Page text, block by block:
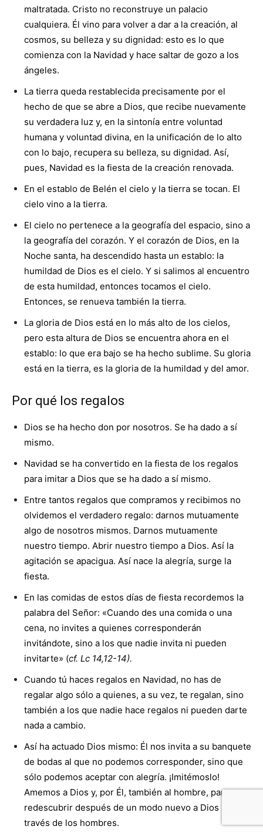
maltratada. Cristo no reconstruye un palacio
cualquiera. Él vino para volver a dar a la creación, al
cosmos, su belleza y su dignidad: esto es lo que
comienza con la Navidad y hace saltar de gozo a los
ángeles.
La tierra queda restablecida precisamente por el
hecho de que se abre a Dios, que recibe nuevamente
su verdadera luz y, en la sintonía entre voluntad
humana y voluntad divina, en la unificación de lo alto
con lo bajo, recupera su belleza, su dignidad. Así,
pues, Navidad es la fiesta de la creación renovada.
En el establo de Belén el cielo y la tierra se tocan. El
cielo vino a la tierra.
El cielo no pertenece a la geografía del espacio, sino a
la geografía del corazón. Y el corazón de Dios, en la
Noche santa, ha descendido hasta un establo: la
humildad de Dios es el cielo. Y si salimos al encuentro
de esta humildad, entonces tocamos el cielo.
Entonces, se renueva también la tierra.
La gloria de Dios está en lo más alto de los cielos,
pero esta altura de Dios se encuentra ahora en el
establo: lo que era bajo se ha hecho sublime. Su gloria
está en la tierra, es la gloria de la humildad y del amor.
Por qué los regalos
Dios se ha hecho don por nosotros. Se ha dado a sí
mismo.
Navidad se ha convertido en la fiesta de los regalos
para imitar a Dios que se ha dado a sí mismo.
Entre tantos regalos que compramos y recibimos no
olvidemos el verdadero regalo: darnos mutuamente
algo de nosotros mismos. Darnos mutuamente
nuestro tiempo. Abrir nuestro tiempo a Dios. Así la
agitación se apacigua. Así nace la alegría, surge la
fiesta.
En las comidas de estos días de fiesta recordemos la
palabra del Señor: «Cuando des una comida o una
cena, no invites a quienes corresponderán
invitándote, sino a los que nadie invita ni pueden
invitarte» (cf. Lc 14,12-14).
Cuando tú haces regalos en Navidad, no has de
regalar algo sólo a quienes, a su vez, te regalan, sino
también a los que nadie hace regalos ni pueden darte
nada a cambio.
Así ha actuado Dios mismo: Él nos invita a su banquete
de bodas al que no podemos corresponder, sino que
sólo podemos aceptar con alegría. ¡Imitémoslo!
Amemos a Dios y, por Él, también al hombre, para
redescubrir después de un modo nuevo a Dios a
través de los hombres.